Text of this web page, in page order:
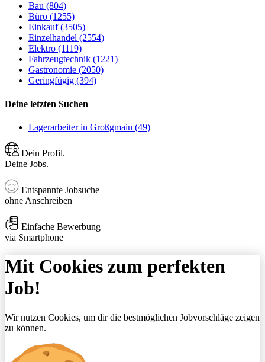
Bau (804)
Büro (1255)
Einkauf (3505)
Einzelhandel (2554)
Elektro (1119)
Fahrzeugtechnik (1221)
Gastronomie (2050)
Geringfügig (394)
Deine letzten Suchen
Lagerarbeiter in Großgmain (49)
Dein Profil.
Deine Jobs.
Entspannte Jobsuche
ohne Anschreiben
Einfache Bewerbung
via Smartphone
Mit Cookies zum perfekten
Job!
Wir nutzen Cookies, um dir die bestmöglichen Jobvorschläge zeigen
zu können.